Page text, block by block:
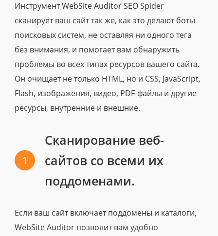
Инструмент WebSite Auditor SEO Spider
сканирует ваш сайт так же, как это делают боты
поисковых систем, не оставляя ни одного тега
без внимания, и помогает вам обнаружить
проблемы во всех типах ресурсов вашего сайта.
Он очищает не только HTML, но и CSS, JavaScript,
Flash, изображения, видео, PDF-файлы и другие
ресурсы, внутренние и внешние.
1
Сканирование веб-
сайтов со всеми их
поддоменами.
Если ваш сайт включает поддомены и каталоги,
WebSite Auditor позволит вам удобно